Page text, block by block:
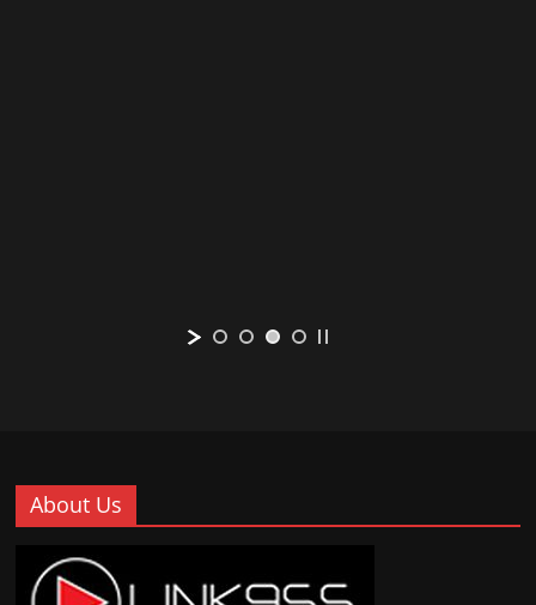
About Us